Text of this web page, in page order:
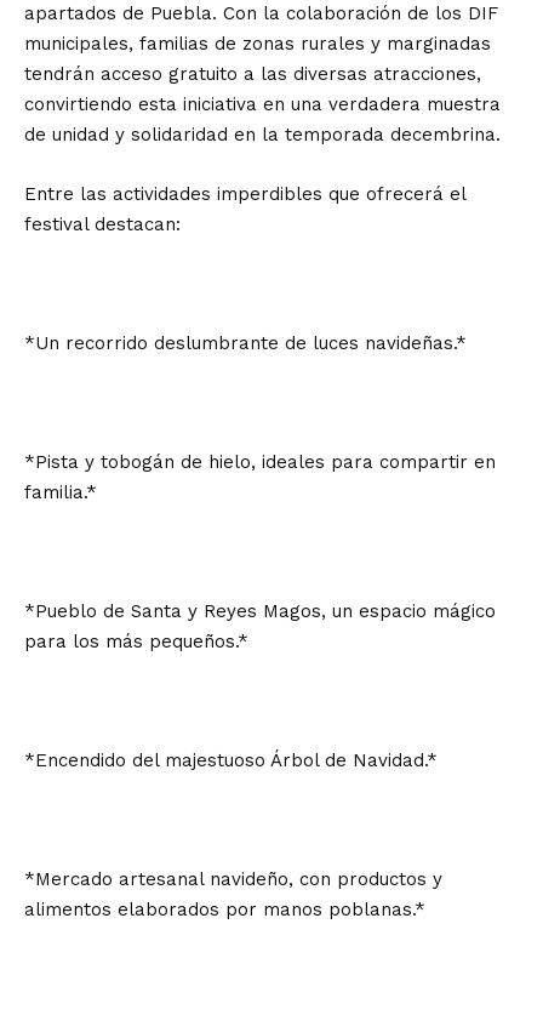
apartados de Puebla. Con la colaboración de los DIF
municipales, familias de zonas rurales y marginadas
tendrán acceso gratuito a las diversas atracciones,
convirtiendo esta iniciativa en una verdadera muestra
de unidad y solidaridad en la temporada decembrina.
Entre las actividades imperdibles que ofrecerá el
festival destacan:
*Un recorrido deslumbrante de luces navideñas.*
*Pista y tobogán de hielo, ideales para compartir en
familia.*
*Pueblo de Santa y Reyes Magos, un espacio mágico
para los más pequeños.*
*Encendido del majestuoso Árbol de Navidad.*
*Mercado artesanal navideño, con productos y
alimentos elaborados por manos poblanas.*